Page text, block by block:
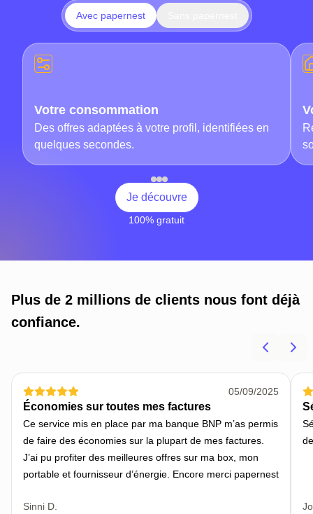
Avec papernest
Votre consommation
Des offres adaptées à votre profil, identifiées en
quelques secondes.
Votre consommation
Des heures perdues à comparer les offres
d'énergie et d'internet.
Je découvre
100% gratuit
Plus de 2 millions de clients nous font déjà
confiance.
05/09/2025
Économies sur toutes mes factures
Ce service mis en place par ma banque BNP m’as permis
de faire des économies sur la plupart de mes factures.
J’ai pu profiter des meilleures offres sur ma box, mon
portable et fournisseur d’énergie. Encore merci papernest
Sinni D.